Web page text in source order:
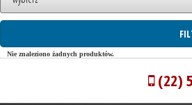
Nie znaleziono żadnych produktów.
(22)